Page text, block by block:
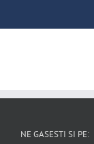
NE GASESTI SI PE: